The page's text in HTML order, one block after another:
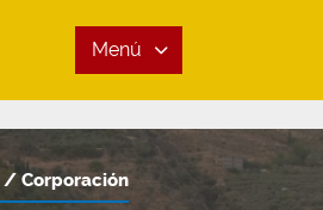
Menú
Corporación